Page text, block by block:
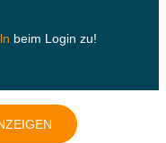
beim Login zu!